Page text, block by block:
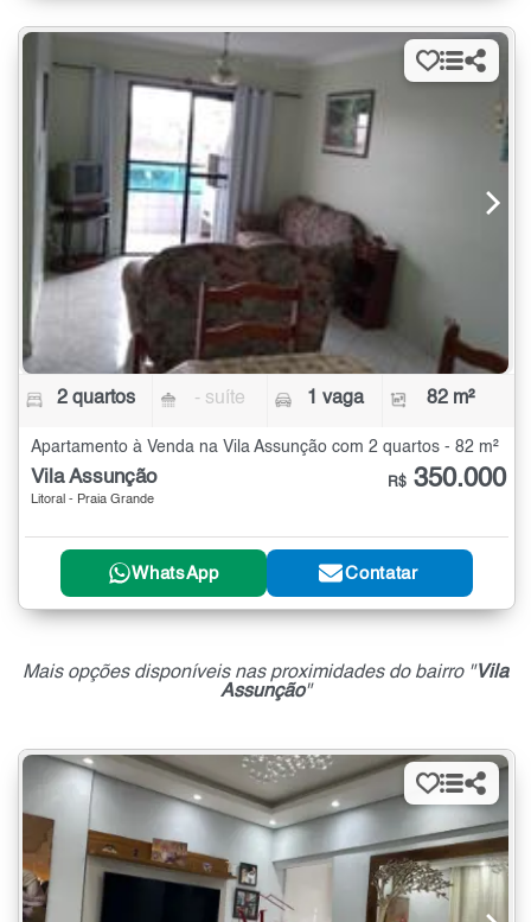
2 quartos - suíte 1 vaga 82 m²
Apartamento à Venda na Vila Assunção com 2 quartos - 82 m²
Vila Assunção
Litoral - Praia Grande
R$ 350.000
WhatsApp Contatar
Mais opções disponíveis nas proximidades do bairro "Vila
Assunção"